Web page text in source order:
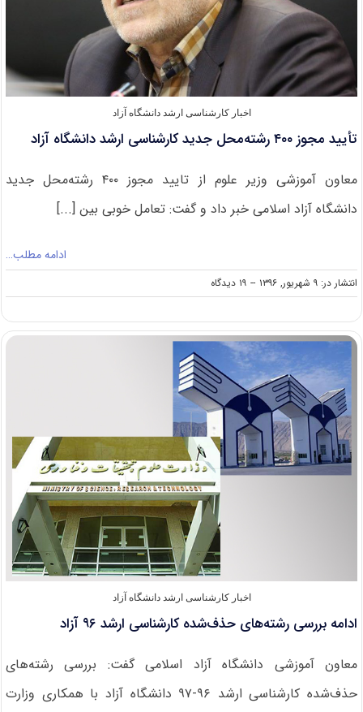
اخبار کارشناسی ارشد دانشگاه آزاد
تأیید مجوز ۴۰۰ رشته‌محل جدید کارشناسی ارشد دانشگاه آزاد
معاون آموزشی وزیر علوم از تایید مجوز ۴۰۰ رشته‌محل جدید
دانشگاه آزاد اسلامی خبر داد و گفت: تعامل خوبی بین [...]
ادامه مطلب…
انتشار در: ۹ شهریور, ۱۳۹۶ -- ۱۹ دیدگاه
on
تأیید
۴۰۰
رشته‌محل
جدید
کارشناسی
ارشد
دانشگاه
آزاد
اخبار کارشناسی ارشد دانشگاه آزاد
ادامه بررسی رشته‌های حذف‌شده کارشناسی ارشد ۹۶ آزاد
معاون آموزشی دانشگاه آزاد اسلامی گفت: بررسی رشته‌های
حذف‌شده کارشناسی ارشد ۹۶-۹۷ دانشگاه آزاد با همکاری وزارت